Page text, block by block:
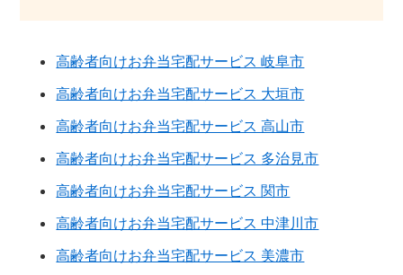
高齢者向けお弁当宅配サービス 岐阜市
高齢者向けお弁当宅配サービス 大垣市
高齢者向けお弁当宅配サービス 高山市
高齢者向けお弁当宅配サービス 多治見市
高齢者向けお弁当宅配サービス 関市
高齢者向けお弁当宅配サービス 中津川市
高齢者向けお弁当宅配サービス 美濃市